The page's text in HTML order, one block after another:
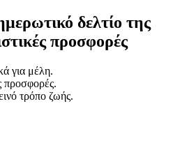
δελτίο της
προσφορές
για μέλη.
τρόπο ζωής.